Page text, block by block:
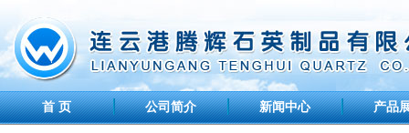
首 页 公司简介 新闻中心 产品